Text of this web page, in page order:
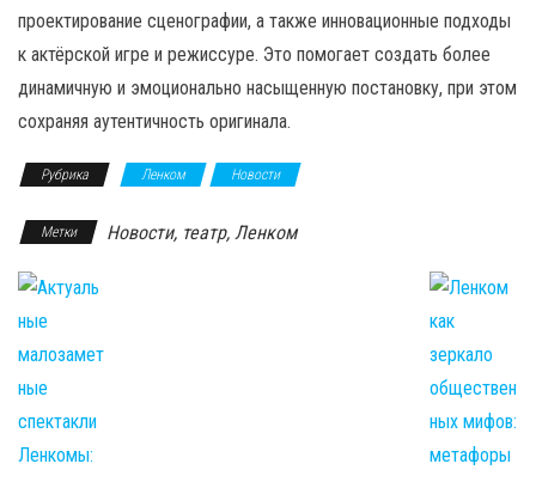
проектирование сценографии, а также инновационные подходы
к актёрской игре и режиссуре. Это помогает создать более
динамичную и эмоционально насыщенную постановку, при этом
сохраняя аутентичность оригинала.
Рубрика Ленком Новости
Метки Новости, театр, Ленком